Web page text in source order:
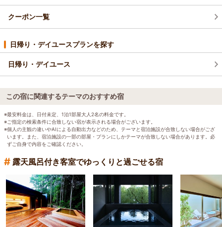
クーポン一覧
日帰り・デイユースプランを探す
日帰り・デイユース
この宿に関連するテーマのおすすめ宿
※最安料金は、日付未定、1泊1部屋大人2名の料金です。
※ご指定の検索条件に合致しない宿が表示される場合がございます。
※個人の主観の違いやAIによる自動出力などのため、テーマと宿泊施設が合致しない場合がござ
います。また、宿泊施設の一部の部屋・プランにしかテーマが合致しない場合があります。必
ずご自身で内容をご確認ください。
# 露天風呂付き客室でゆっくりと過ごせる宿